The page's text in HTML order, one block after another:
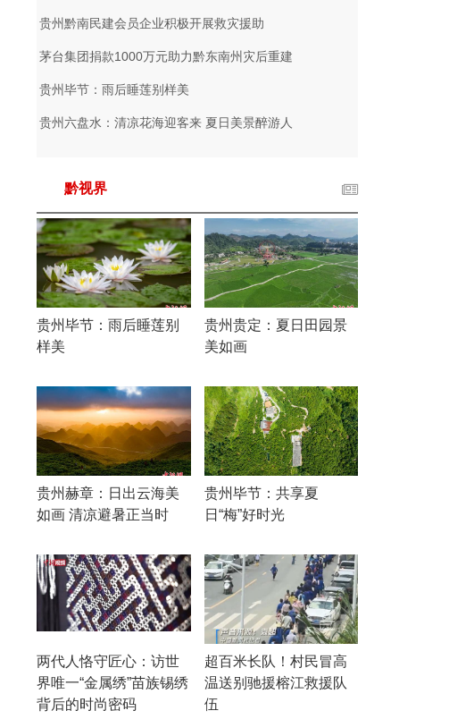
贵州黔南民建会员企业积极开展救灾援助
茅台集团捐款1000万元助力黔东南州灾后重建
贵州毕节：雨后睡莲别样美
贵州六盘水：清凉花海迎客来 夏日美景醉游人
黔视界
贵州毕节：雨后睡莲别
样美
贵州贵定：夏日田园景
美如画
贵州赫章：日出云海美
如画 清凉避暑正当时
贵州毕节：共享夏
日“梅”好时光
两代人恪守匠心：访世
界唯一“金属绣”苗族锡绣
背后的时尚密码
超百米长队！村民冒高
温送别驰援榕江救援队
伍